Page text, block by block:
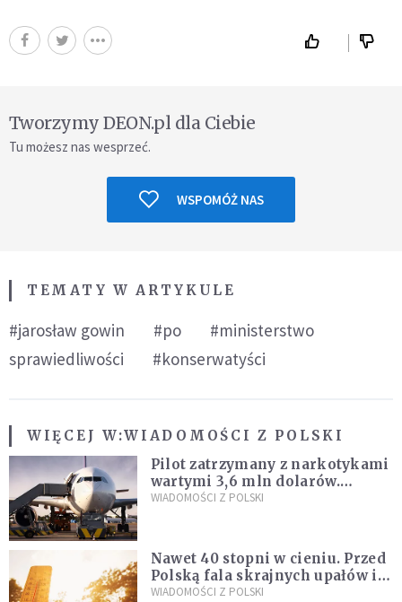
Tworzymy DEON.pl dla Ciebie
Tu możesz nas wesprzeć.
WSPOMÓŻ NAS
TEMATY W ARTYKULE
#jarosław gowin #po
#ministerstwo
sprawiedliwości
#konserwatyści
WIĘCEJ W:WIADOMOŚCI Z POLSKI
Pilot zatrzymany z narkotykami
wartymi 3,6 mln dolarów.
Śledczy podejrzewają, że latał
WIADOMOŚCI Z POLSKI
Nawet 40 stopni w cieniu. Przed
Polską fala skrajnych upałów i
gwałtowne burze
WIADOMOŚCI Z POLSKI